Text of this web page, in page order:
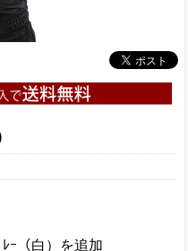
ﾚｰ（白）を追加